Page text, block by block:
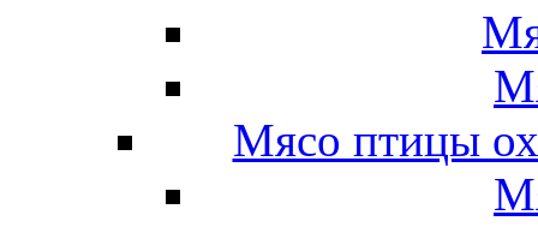
Мясо птицы